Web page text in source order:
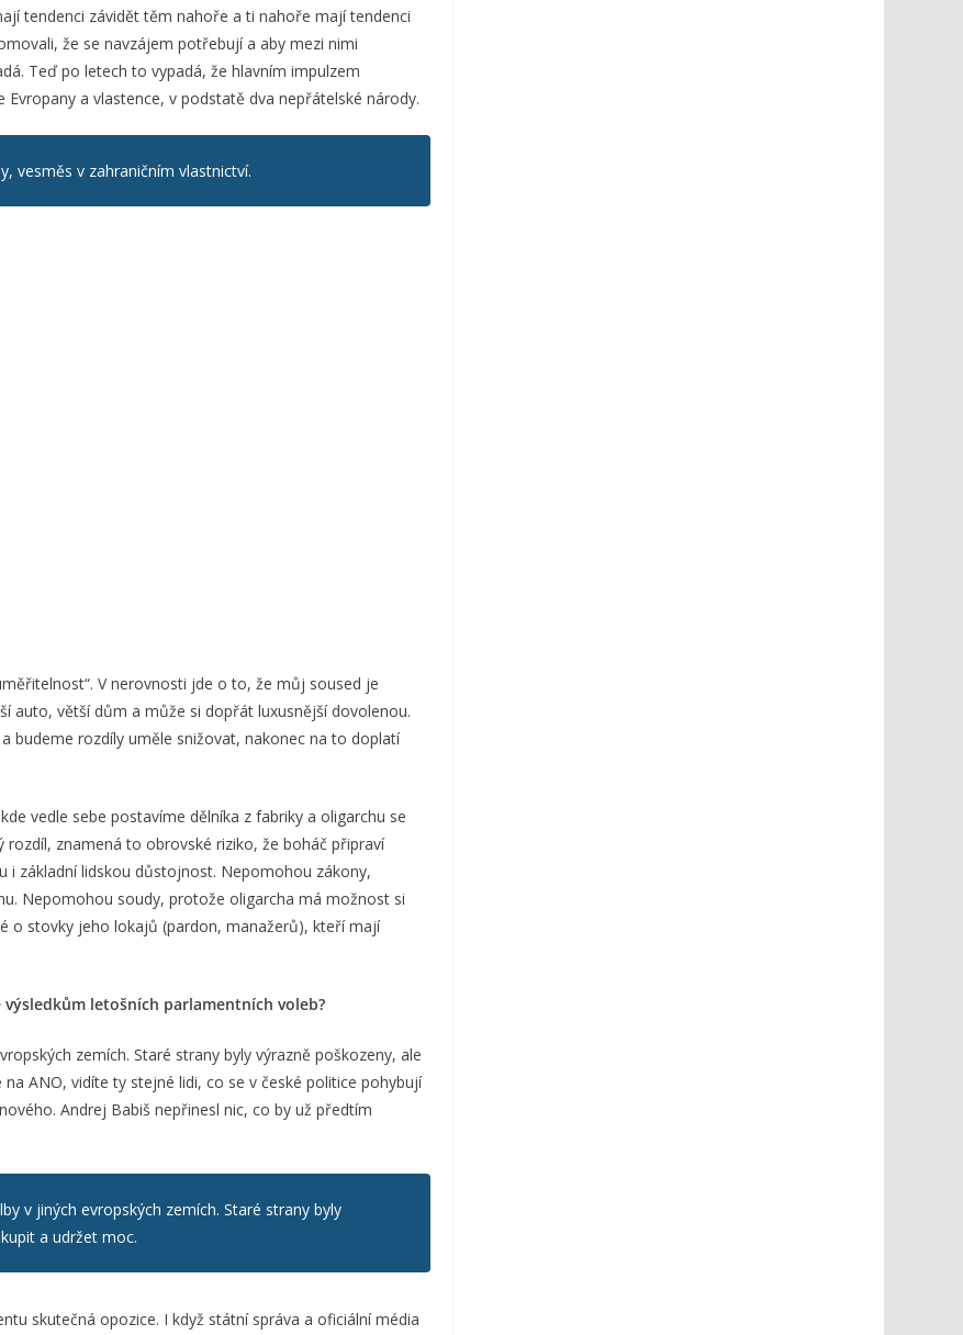
tendenci závidět těm nahoře a ti nahoře mají tendenci
že se navzájem potřebují a aby mezi nimi
Teď po letech to vypadá, že hlavním impulzem
a vlastence, v podstatě dva nepřátelské národy.
vesměs v zahraničním vlastnictví.
V nerovnosti jde o to, že můj soused je
auto, větší dům a může si dopřát luxusnější dovolenou.
budeme rozdíly uměle snižovat, nakonec na to doplatí
vedle sebe postavíme dělníka z fabriky a oligarchu se
znamená to obrovské riziko, že boháč připraví
i základní lidskou důstojnost. Nepomohou zákony,
Nepomohou soudy, protože oligarcha má možnost si
o stovky jeho lokajů (pardon, manažerů), kteří mají
letošních parlamentních voleb?
zemích. Staré strany byly výrazně poškozeny, ale
ANO, vidíte ty stejné lidi, co se v české politice pohybují
Andrej Babiš nepřinesl nic, co by už předtím
v jiných evropských zemích. Staré strany byly
a udržet moc.
skutečná opozice. I když státní správa a oficiální média